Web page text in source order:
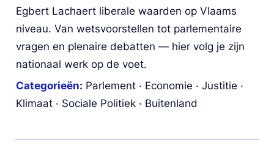
Egbert Lachaert liberale waarden op Vlaams
niveau. Van wetsvoorstellen tot parlementaire
vragen en plenaire debatten — hier volg je zijn
nationaal werk op de voet.
Categorieën: Parlement · Economie · Justitie ·
Klimaat · Sociale Politiek · Buitenland